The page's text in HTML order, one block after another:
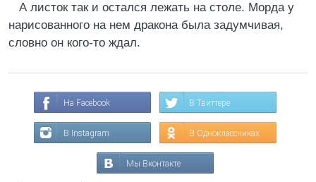
А листок так и остался лежать на столе. Морда у
нарисованного на нем дракона была задумчивая,
словно он кого-то ждал.
На Facebook В Твиттере
В Instagram В Одноклассниках
Мы Вконтакте